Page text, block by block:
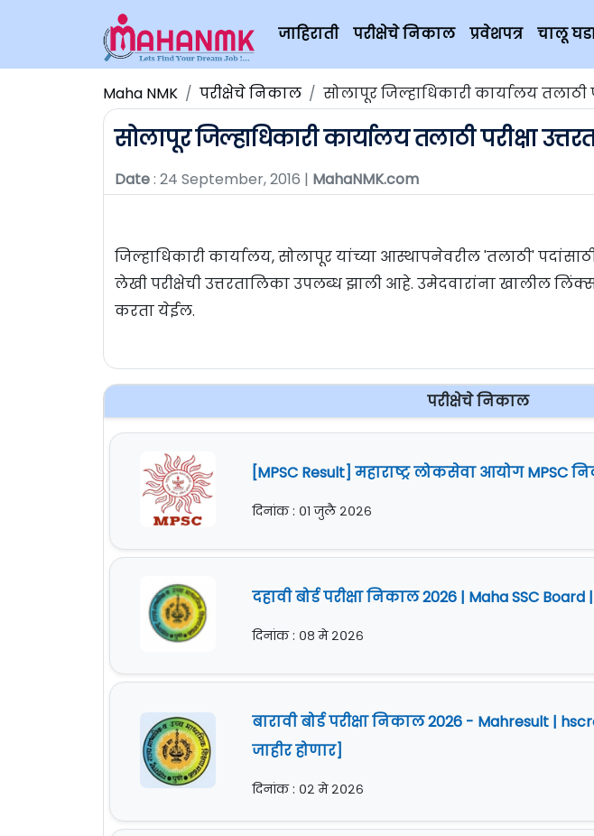
जाहिराती परीक्षेचे निकाल प्रवेशपत्र चालू
Maha NMK परीक्षेचे निकाल सोलापूर जिल्हाधिकारी कार्यालय तलाठी
सोलापूर जिल्हाधिकारी कार्यालय तलाठी परीक्षा
Date: 24 September, 2016 | MahaNMK.com
जिल्हाधिकारी कार्यालय, सोलापूर यांच्या आस्थापनेवरील 'तलाठी'
लेखी परीक्षेची उत्तरतालिका उपलब्ध झाली आहे. उमेदवारांना खालील
करता येईल.
परीक्षेचे निकाल
[MPSC Result] महाराष्ट्र लोकसेवा आयोग MPSC
दिनांक : ०१ जुलै २०२६
दहावी बोर्ड परीक्षा निकाल 2026 | Maha SSC
दिनांक : ०८ मे २०२६
बारावी बोर्ड परीक्षा निकाल 2026 - Mahresult |
जाहीर होणार]
दिनांक : ०२ मे २०२६